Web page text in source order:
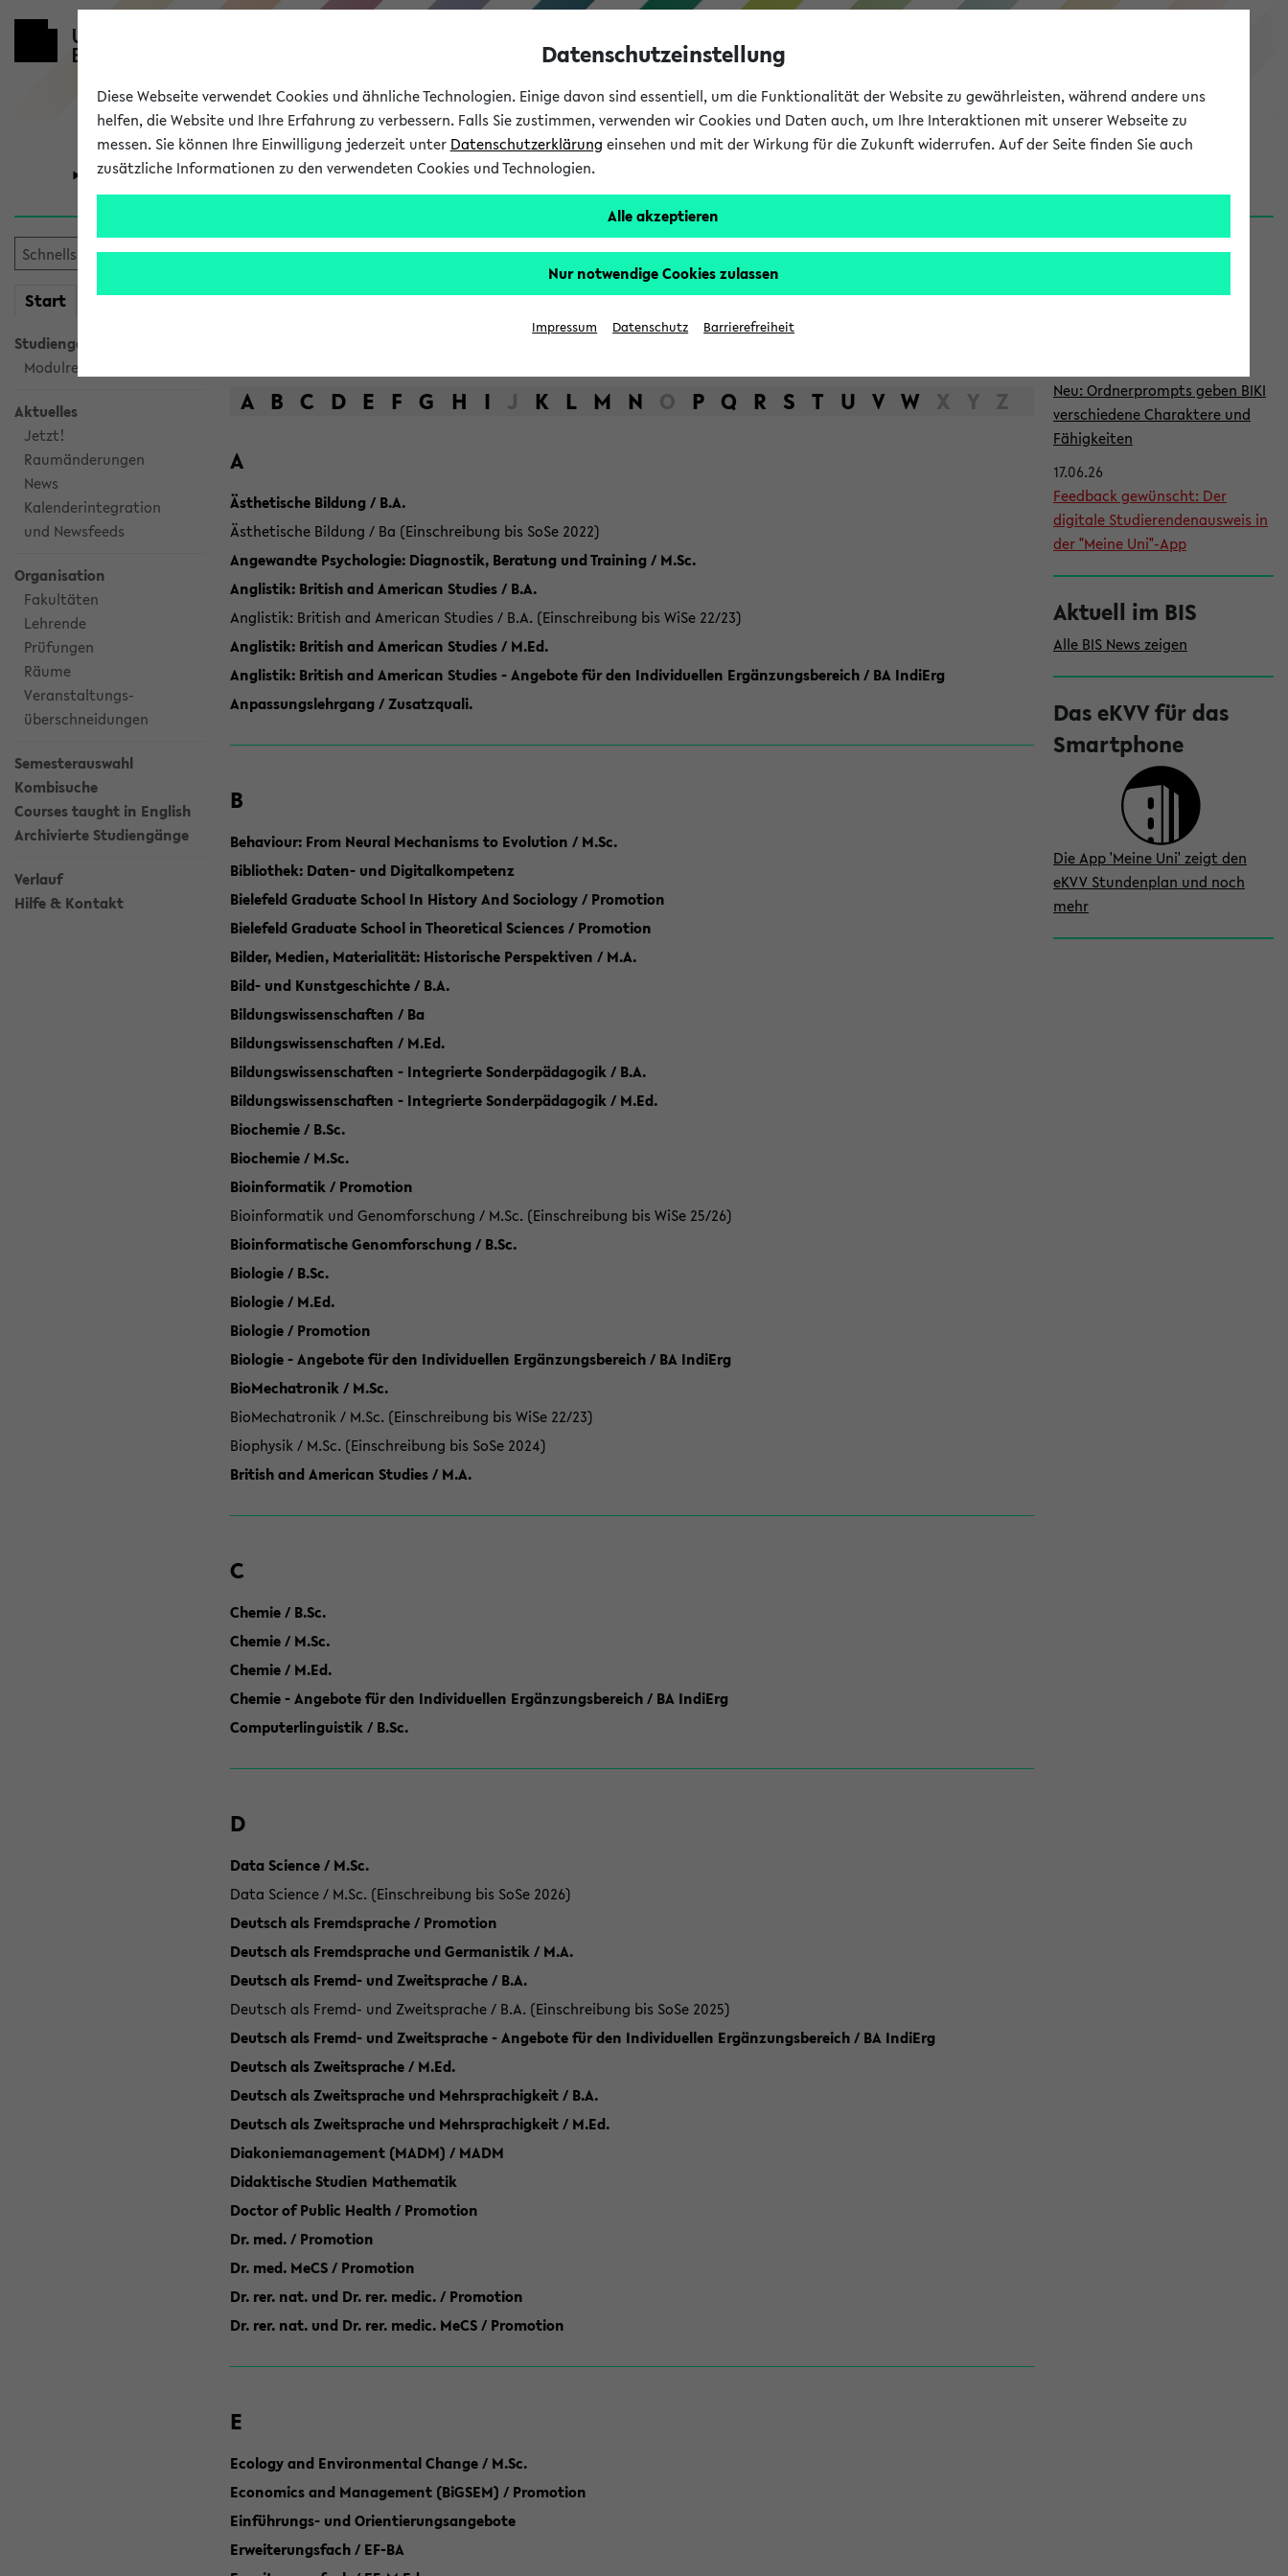
eKVV
Universität Forschung Studium
Start meineKVV
Studiengangsauswahl
Modulrecherche
Aktuelles
Jetzt!
Raumänderungen
News
Kalenderintegration
und Newsfeeds
Organisation
Fakultäten
Lehrende
Prüfungen
Räume
Veranstaltungs-
überschneidungen
Semesterauswahl
Kombisuche
Courses taught in English
Archivierte Studiengänge
Verlauf
Hilfe & Kontakt
Das Lehrangebot der Universität Bielefeld
A B C D E F G H I J K L M N O P Q R S T U V W X Y Z
A
Ästhetische Bildung / B.A.
Ästhetische Bildung / Ba (Einschreibung bis SoSe 2022)
Angewandte Psychologie: Diagnostik, Beratung und Training / M.Sc.
Anglistik: British and American Studies / B.A.
Anglistik: British and American Studies / B.A. (Einschreibung bis WiSe 22/23)
Anglistik: British and American Studies / M.Ed.
Anglistik: British and American Studies - Angebote für den Individuellen Ergänzungsbereich / BA IndiErg
Anpassungslehrgang / Zusatzquali.
B
Behaviour: From Neural Mechanisms to Evolution / M.Sc.
Bibliothek: Daten- und Digitalkompetenz
Bielefeld Graduate School In History And Sociology / Promotion
Bielefeld Graduate School in Theoretical Sciences / Promotion
Bilder, Medien, Materialität: Historische Perspektiven / M.A.
Bild- und Kunstgeschichte / B.A.
Bildungswissenschaften / Ba
Bildungswissenschaften / M.Ed.
Bildungswissenschaften - Integrierte Sonderpädagogik / B.A.
Bildungswissenschaften - Integrierte Sonderpädagogik / M.Ed.
Biochemie / B.Sc.
Biochemie / M.Sc.
Bioinformatik / Promotion
Bioinformatik und Genomforschung / M.Sc. (Einschreibung bis WiSe 25/26)
Bioinformatische Genomforschung / B.Sc.
Biologie / B.Sc.
Biologie / M.Ed.
Biologie / Promotion
Biologie - Angebote für den Individuellen Ergänzungsbereich / BA IndiErg
BioMechatronik / M.Sc.
BioMechatronik / M.Sc. (Einschreibung bis WiSe 22/23)
Biophysik / M.Sc. (Einschreibung bis SoSe 2024)
British and American Studies / M.A.
C
Chemie / B.Sc.
Chemie / M.Sc.
Chemie / M.Ed.
Chemie - Angebote für den Individuellen Ergänzungsbereich / BA IndiErg
Computerlinguistik / B.Sc.
D
Data Science / M.Sc.
Data Science / M.Sc. (Einschreibung bis SoSe 2026)
Deutsch als Fremdsprache / Promotion
Deutsch als Fremdsprache und Germanistik / M.A.
Deutsch als Fremd- und Zweitsprache / B.A.
Deutsch als Fremd- und Zweitsprache / B.A. (Einschreibung bis SoSe 2025)
Deutsch als Fremd- und Zweitsprache - Angebote für den Individuellen Ergänzungsbereich / BA IndiErg
Deutsch als Zweitsprache / M.Ed.
Deutsch als Zweitsprache und Mehrsprachigkeit / B.A.
Deutsch als Zweitsprache und Mehrsprachigkeit / M.Ed.
Diakoniemanagement (MADM) / MADM
Didaktische Studien Mathematik
Doctor of Public Health / Promotion
Dr. med. / Promotion
Dr. med. MeCS / Promotion
Dr. rer. nat. und Dr. rer. medic. / Promotion
Dr. rer. nat. und Dr. rer. medic. MeCS / Promotion
E
Ecology and Environmental Change / M.Sc.
Economics and Management (BiGSEM) / Promotion
Einführungs- und Orientierungsangebote
Erweiterungsfach / EF-BA
S
i
News
Neu: Ordnerprompts geben BIKI
verschiedene Charaktere und
Fähigkeiten
17.06.26
Feedback gewünscht: Der
digitale Studierendenausweis in
der "Meine Uni"-App
Aktuell im BIS
Alle BIS News zeigen
Das eKVV für das
Smartphone
Die App 'Meine Uni' zeigt den
eKVV Stundenplan und noch
mehr
Datenschutzeinstellung
Diese Webseite verwendet Cookies und ähnliche Technologien. Einige davon sind essentiell, um die Funktionalität der Website zu gewährleisten, während andere uns
helfen, die Website und Ihre Erfahrung zu verbessern. Falls Sie zustimmen, verwenden wir Cookies und Daten auch, um Ihre Interaktionen mit unserer Webseite zu
messen. Sie können Ihre Einwilligung jederzeit unter Datenschutzerklärung einsehen und mit der Wirkung für die Zukunft widerrufen. Auf der Seite finden Sie auch
zusätzliche Informationen zu den verwendeten Cookies und Technologien.
Alle akzeptieren
Nur notwendige Cookies zulassen
Impressum Datenschutz Barrierefreiheit